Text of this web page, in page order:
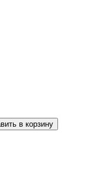
в корзину